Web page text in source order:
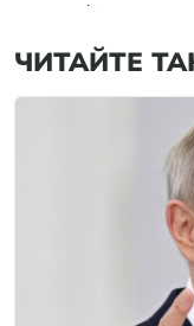
ЧИТАЙТЕ